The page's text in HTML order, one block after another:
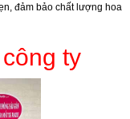
đảm bảo chất lượng hoa
ty